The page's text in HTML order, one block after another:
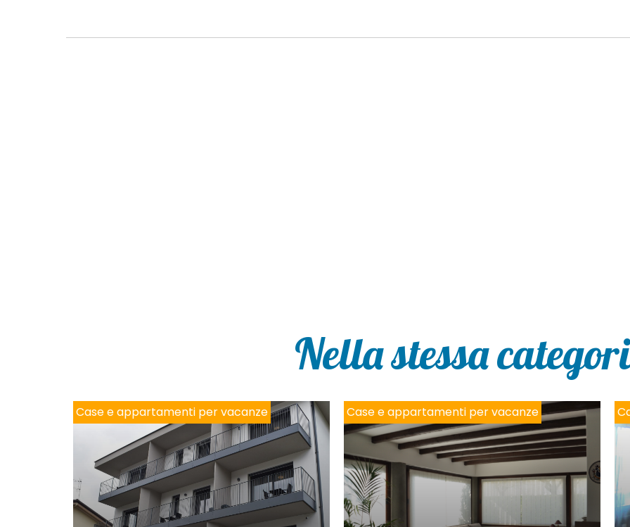
Nella stessa
Case e appartamenti per vacanze Case e appartamenti per vacanze